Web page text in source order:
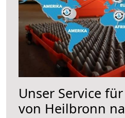
Unser Service
von Heilbronn